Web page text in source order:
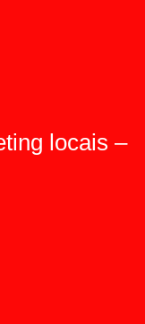
locais –